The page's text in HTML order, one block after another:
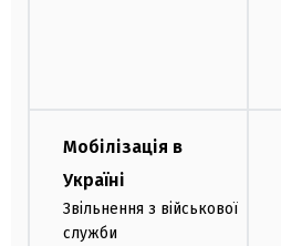
Мобілізація в
Україні
Звільнення з військової
служби